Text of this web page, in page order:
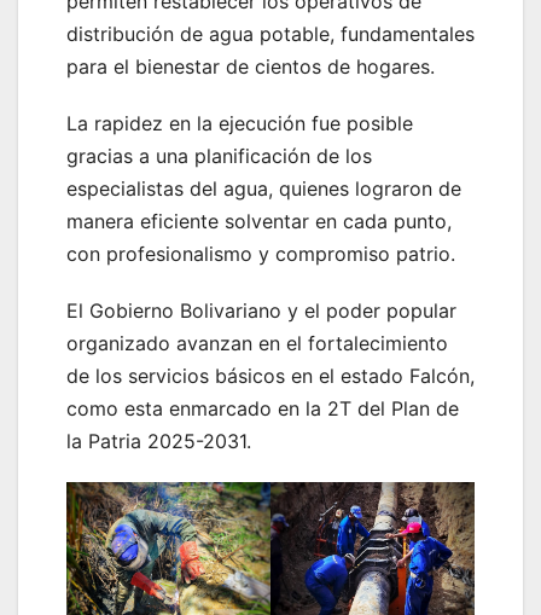
distribución de agua potable, fundamentales
para el bienestar de cientos de hogares.
La rapidez en la ejecución fue posible
gracias a una planificación de los
especialistas del agua, quienes lograron de
manera eficiente solventar en cada punto,
con profesionalismo y compromiso patrio.
El Gobierno Bolivariano y el poder popular
organizado avanzan en el fortalecimiento
de los servicios básicos en el estado Falcón,
como esta enmarcado en la 2T del Plan de
la Patria 2025-2031.